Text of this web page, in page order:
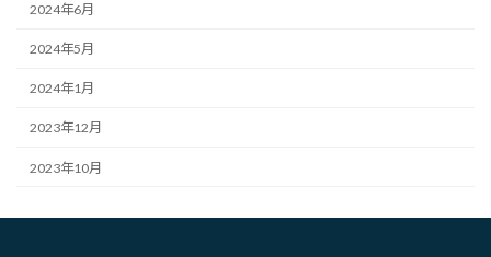
2024年6月
2024年5月
2024年1月
2023年12月
2023年10月